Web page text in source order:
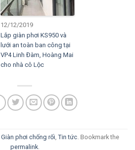
12/12/2019
Lắp giàn phơi KS950 và
lưới an toàn ban công tại
VP4 Linh Đàm, Hoàng Mai
cho nhà cô Lộc
Giàn phơi chống rối, Tin tức. Bookmark the
permalink.